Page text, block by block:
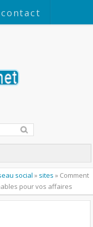
contact
social » sites » Comment
pour vos affaires